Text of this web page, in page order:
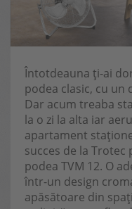
Întotdeauna ți-ai
podea clasic, cu un
Dar acum treaba
la o zi la alta iar
apartament
succes de la
podea TVM 12. O
într-un design
apăsătoare din